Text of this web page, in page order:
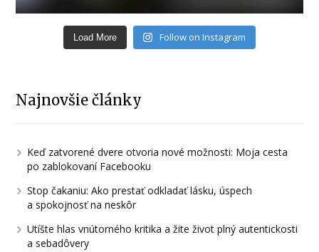
Load More Follow on Instagram
Najnovšie články
Keď zatvorené dvere otvoria nové možnosti: Moja cesta
po zablokovaní Facebooku
Stop čakaniu: Ako prestať odkladať lásku, úspech
a spokojnosť na neskôr
Utíšte hlas vnútorného kritika a žite život plný autentickosti
a sebadôvery